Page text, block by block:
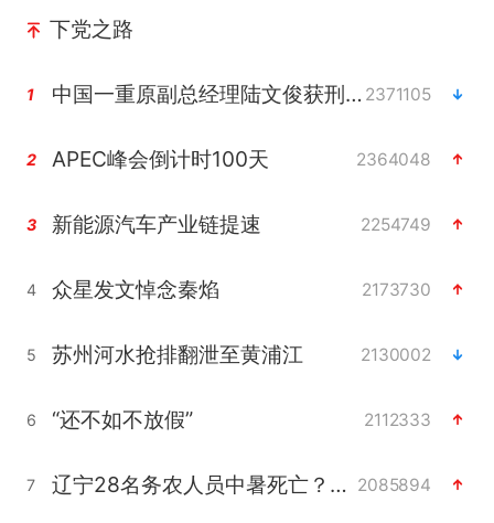
下党之路
1 中国一重原副总经理陆文俊获刑15年 2371105
2 APEC峰会倒计时100天 2364048
3 新能源汽车产业链提速 2254749
4 众星发文悼念秦焰 2173730
5 苏州河水抢排翻泄至黄浦江 2130002
6 “还不如不放假” 2112333
7 辽宁28名务农人员中暑死亡？官方辟谣 2085894